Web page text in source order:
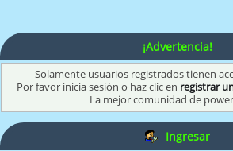
¡Advertencia!
Solamente usuarios registrados tienen
Por favor inicia sesión o haz clic en registrar
La mejor comunidad de
Ingresar